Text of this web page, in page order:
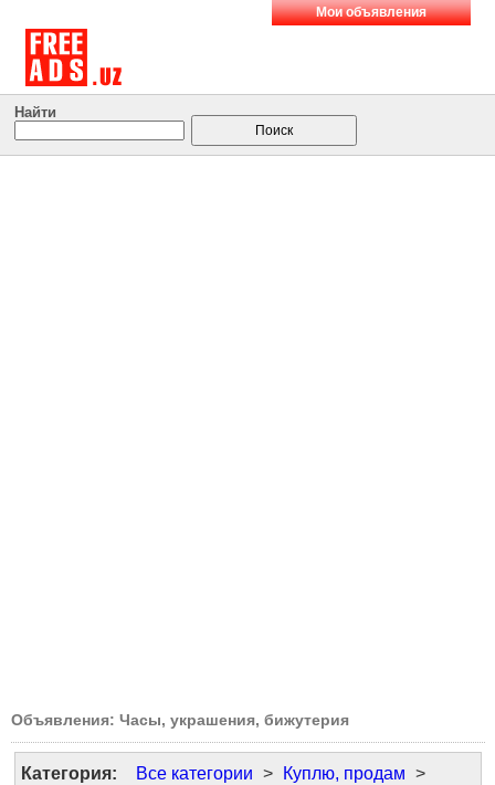
Мои объявления
Найти
Объявления: Часы, украшения, бижутерия
Категория: Все категории > Куплю, продам >